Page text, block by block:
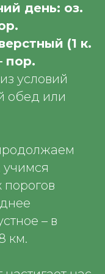
день: оз.
(1 к.
пор.
условий
обед или
учимся
– в
км.